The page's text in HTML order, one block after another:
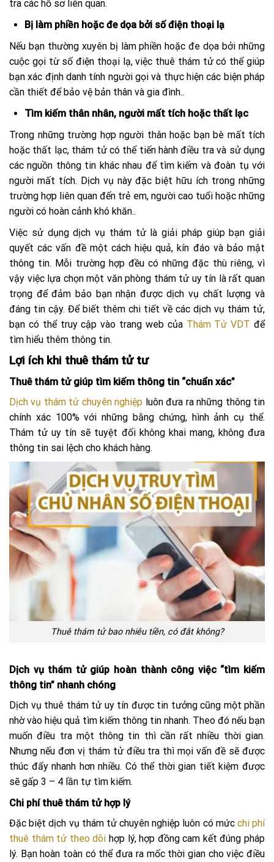
tra các hồ sơ liên quan​.
Bị làm phiền hoặc đe dọa bởi số điện thoại lạ
Nếu bạn thường xuyên bị làm phiền hoặc đe dọa bởi những
cuộc gọi từ số điện thoại lạ, việc thuê thám tử có thể giúp
bạn xác định danh tính người gọi và thực hiện các biện pháp
cần thiết để bảo vệ bản thân và gia đình.​.
Tìm kiếm thân nhân, người mất tích hoặc thất lạc
Trong những trường hợp người thân hoặc bạn bè mất tích
hoặc thất lạc, thám tử có thể tiến hành điều tra và sử dụng
các nguồn thông tin khác nhau để tìm kiếm và đoàn tụ với
người mất tích. Dịch vụ này đặc biệt hữu ích trong những
trường hợp liên quan đến trẻ em, người cao tuổi hoặc những
người có hoàn cảnh khó khăn​..
Việc sử dụng dịch vụ thám tử là giải pháp giúp bạn giải
quyết các vấn đề một cách hiệu quả, kín đáo và bảo mật
thông tin. Mỗi trường hợp đều có những đặc thù riêng, vì
vậy việc lựa chọn một văn phòng thám tử uy tín là rất quan
trọng để đảm bảo bạn nhận được dịch vụ chất lượng và
đáng tin cậy. Để biết thêm chi tiết về các dịch vụ thám tử,
bạn có thể truy cập vào trang web của Thám Tử VDT để
tìm hiểu thêm thông tin.
Lợi ích khi thuê thám tử tư
Thuê thám tử giúp tìm kiếm thông tin “chuẩn xác”
Dịch vụ thám tử chuyên nghiệp luôn đưa ra những thông tin
chính xác 100% với những bằng chứng, hình ảnh cụ thể.
Thám tử uy tín sẽ tuyệt đối không khai mang, không đưa
thông tin sai lệch cho khách hàng.
Thuê thám tử bao nhiêu tiền, có đắt không?
Dịch vụ thám tử giúp hoàn thành công việc “tìm kiếm
thông tin” nhanh chóng
Dịch vụ thuê thám tử uy tín được tin tưởng cũng một phần
nhờ vào hiệu quả tìm kiếm thông tin nhanh. Theo đó nếu bạn
muốn điều tra một thông tin thì cần rất nhiều thời gian.
Nhưng nếu đơn vị thám tử điều tra thì mọi vấn đề sẽ được
thúc đẩy nhanh hơn nhiều. Có thể thời gian tiết kiệm được
sẽ gấp 3 – 4 lần tự tìm kiếm.
Chi phí thuê thám tử hợp lý
Đặc biệt dịch vụ thám tử chuyên nghiệp luôn có mức chi phí
thuê thám tử theo dõi hợp lý, hợp đồng cam kết đúng pháp
lý. Bạn hoàn toàn có thể đưa ra mốc thời gian cho việc điều